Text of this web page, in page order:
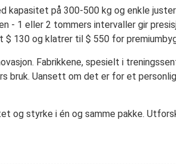
kapasitet på 300-500 kg og enkle
1 eller 2 tommers intervaller gir
130 og klatrer til $ 550 for
Fabrikkene, spesielt i
bruk. Uansett om det er for et
styrke i én og samme pakke.